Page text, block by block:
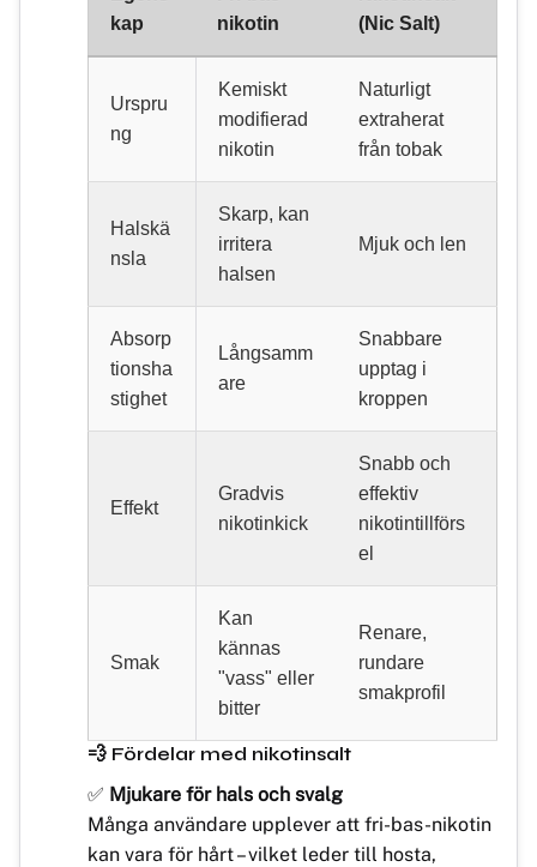
kap
nikotin
(Nic Salt)
Urspru
ng
Kemiskt
modifierad
nikotin
Naturligt
extraherat
från tobak
Halskä
nsla
Skarp, kan
irritera
halsen
Mjuk och len
Absorp
tionsha
stighet
Långsamm
are
Snabbare
upptag i
kroppen
Effekt
Gradvis
nikotinkick
Snabb och
effektiv
nikotintillförs
el
Smak
Kan
kännas
"vass" eller
bitter
Renare,
rundare
smakprofil
💨 Fördelar med nikotinsalt
✅ Mjukare för hals och svalg
Många användare upplever att fri-bas-nikotin
kan vara för hårt – vilket leder till hosta,